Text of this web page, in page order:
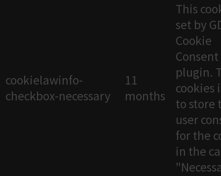
cookielawinfo-
checkbox-necessary
11
months
This
set by
Cookie
Consent
plugin.
cookies
to store
user
for the
in the